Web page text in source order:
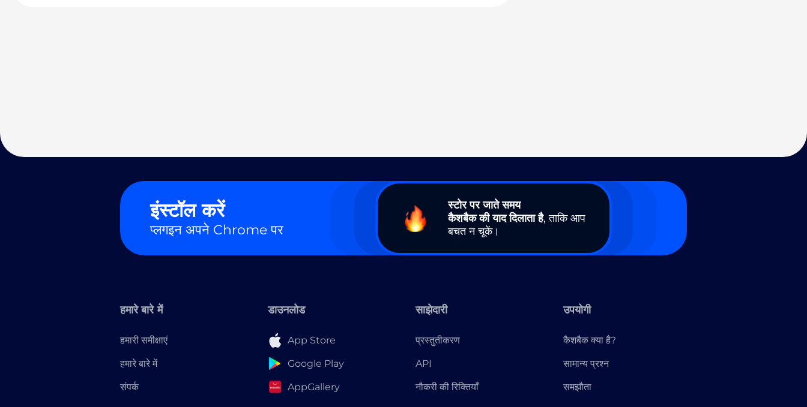
इंस्टॉल करें
प्लगइन अपने Chrome पर
स्टोर पर जाते समय
कैशबैक की याद दिलाता है, ताकि आप
बचत न चूकें।
हमारे बारे में
हमारी समीक्षाएं
हमारे बारे में
संपर्क
डाउनलोड
App Store
Google Play
AppGallery
साझेदारी
प्रस्तुतीकरण
API
नौकरी की रिक्तियाँ
उपयोगी
कैशबैक क्या है?
सामान्य प्रश्न
समझौता